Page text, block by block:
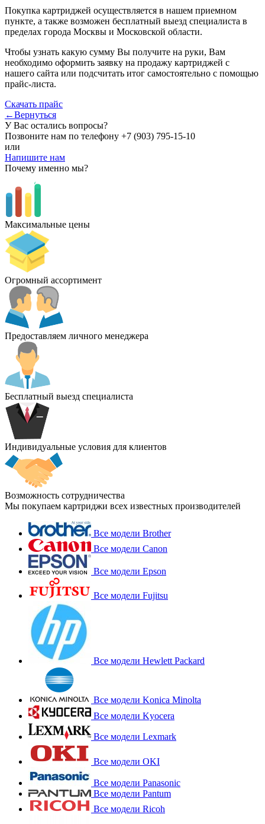
Покупка картриджей осуществляется в нашем приемном
пункте, а также возможен бесплатный выезд специалиста в
пределах города Москвы и Московской области.
Чтобы узнать какую сумму Вы получите на руки, Вам
необходимо оформить заявку на продажу картриджей с
нашего сайта или подсчитать итог самостоятельно с помощью
прайс-листа.
Скачать прайс
←Вернуться
У Вас остались вопросы?
Позвоните нам по телефону +7 (903) 795-15-10
или
Напишите нам
Почему именно мы?
Максимальные цены
Огромный ассортимент
Предоставляем личного менеджера
Бесплатный выезд специалиста
Индивидуальные условия для клиентов
Возможность сотрудничества
Мы покупаем картриджи всех известных производителей
Все модели Brother
Все модели Canon
Все модели Epson
Все модели Fujitsu
Все модели Hewlett Packard
Все модели Konica Minolta
Все модели Kyocera
Все модели Lexmark
Все модели OKI
Все модели Panasonic
Все модели Pantum
Все модели Ricoh